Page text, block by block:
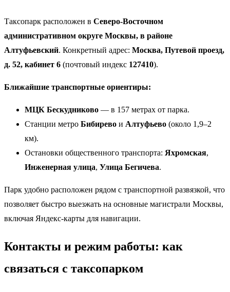
Таксопарк расположен в Северо-Восточном
административном округе Москвы, в районе
Алтуфьевский. Конкретный адрес: Москва, Путевой проезд,
д. 52, кабинет 6 (почтовый индекс 127410).
Ближайшие транспортные ориентиры:
МЦК Бескудниково — в 157 метрах от парка.
Станции метро Бибирево и Алтуфьево (около 1,9–2
км).
Остановки общественного транспорта: Яхромская,
Инженерная улица, Улица Бегичева.
Парк удобно расположен рядом с транспортной развязкой, что
позволяет быстро выезжать на основные магистрали Москвы,
включая Яндекс-карты для навигации.
Контакты и режим работы: как
связаться с таксопарком